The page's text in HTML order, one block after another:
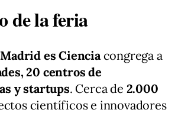
de la feria
es Cienciacongrega a
20 centros de
y startups. Cerca de 2.000
científicos e innovadores